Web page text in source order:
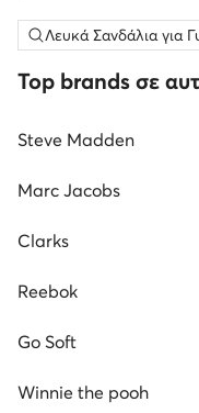
Λευκά Σανδάλια για
Top brands σε
Steve Madden
Marc Jacobs
Clarks
Reebok
Go Soft
Winnie the pooh